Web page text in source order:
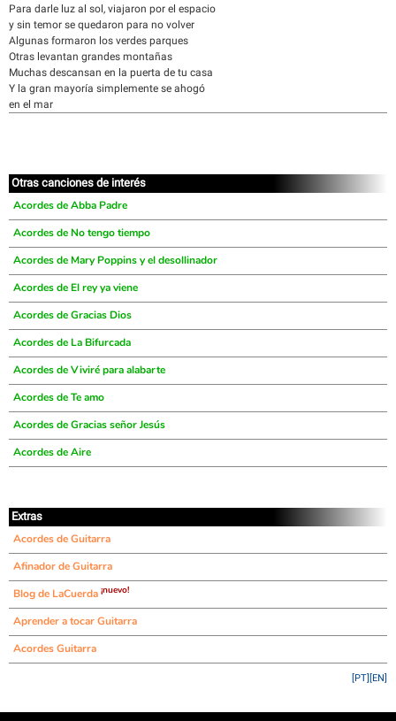
Para darle luz al sol, viajaron por el espacio
y sin temor se quedaron para no volver
Algunas formaron los verdes parques
Otras levantan grandes montañas
Muchas descansan en la puerta de tu casa
Y la gran mayoría simplemente se ahogó
en el mar
Otras canciones de interés
Acordes de Abba Padre
Acordes de No tengo tiempo
Acordes de Mary Poppins y el desollinador
Acordes de El rey ya viene
Acordes de Gracias Dios
Acordes de La Bifurcada
Acordes de Viviré para alabarte
Acordes de Te amo
Acordes de Gracias señor Jesús
Acordes de Aire
Extras
Acordes de Guitarra
Afinador de Guitarra
Blog de LaCuerda ¡nuevo!
Aprender a tocar Guitarra
Acordes Guitarra
[EN]
[PT]